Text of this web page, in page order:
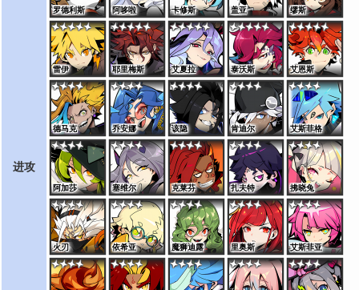
进攻
罗德利斯 阿哆啦 卡修斯 盖亚 缪斯
雷伊 耶里梅斯 艾夏拉 泰沃斯 艾恩斯
德马克 乔安娜 该隐 肯迪尔 艾斯菲格
阿加莎 塞维尔 克莱芬 扎夫特 拂晓兔
火刃 依希亚 魔狮迪露 里奥斯 艾斯菲亚